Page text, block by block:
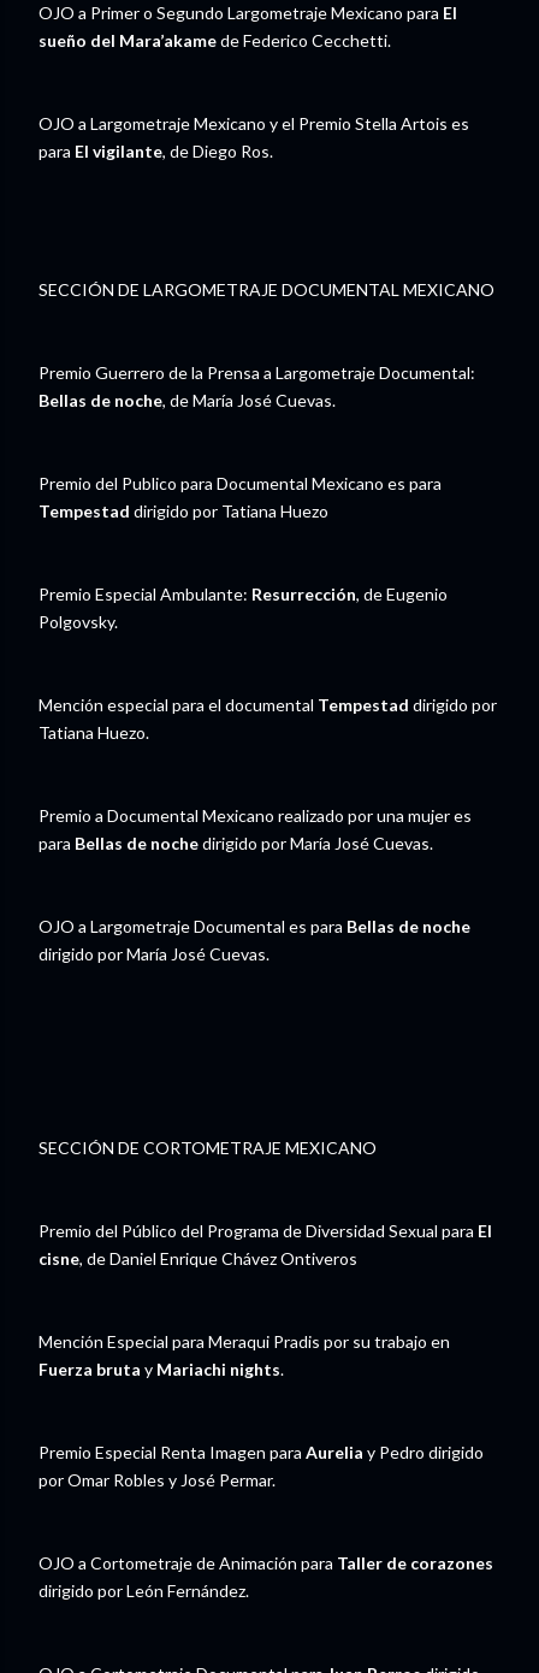
OJO a Primer o Segundo Largometraje Mexicano para El
sueño del Mara’akamede Federico Cecchetti.
OJO a Largometraje Mexicano y el Premio Stella Artois es
para El vigilante, de Diego Ros.
SECCIÓN DE LARGOMETRAJE DOCUMENTAL MEXICANO
Premio Guerrero de la Prensa a Largometraje Documental:
Bellas de noche, de María José Cuevas.
Premio del Publico para Documental Mexicano es para
Tempestad dirigido por Tatiana Huezo
Premio Especial Ambulante: Resurrección, de Eugenio
Polgovsky.
Mención especial para el documental Tempestad dirigido por
Tatiana Huezo.
Premio a Documental Mexicano realizado por una mujer es
para Bellas de nochedirigido por María José Cuevas.
OJO a Largometraje Documental es para Bellas de noche
dirigido por María José Cuevas.
SECCIÓN DE CORTOMETRAJE MEXICANO
Premio del Público del Programa de Diversidad Sexual para El
cisne, de Daniel Enrique Chávez Ontiveros
Mención Especial para Meraqui Pradis por su trabajo en
Fuerza bruta y Mariachi nights.
Premio Especial Renta Imagen para Aurelia y Pedro dirigido
por Omar Robles y José Permar.
OJO a Cortometraje de Animación para Taller de corazones
dirigido por León Fernández.